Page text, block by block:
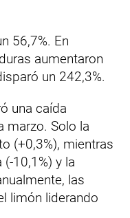
56,7%. En
aumentaron
un 242,3%.
una caída
marzo. Solo la
(+0,3%), mientras
(-10,1%) y la
las
limón liderando